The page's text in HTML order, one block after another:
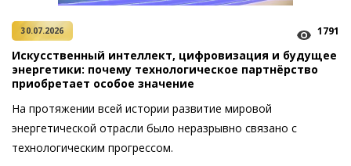
30.07.2026 1791
Искусственный интеллект, цифровизация и будущее
энергетики: почему технологическое партнёрство
приобретает особое значение
На протяжении всей истории развитие мировой
энергетической отрасли было неразрывно связано с
технологическим прогрессом.